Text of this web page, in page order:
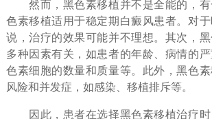
然而，黑色素移植并不是全能的，有
色素移植适用于稳定期白癜风患者。对
说，治疗的效果可能并不理想。其次，
多种因素有关，如患者的年龄、病情的
色素细胞的数量和质量等。此外，黑色
风险和并发症，如感染、移植排斥等。
因此，患者在选择黑色素移植治疗时